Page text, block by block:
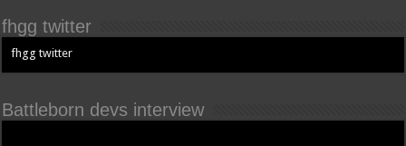
fhgg twitter
fhgg twitter
Battleborn devs interview